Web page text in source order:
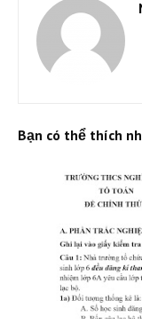
Bạn có thể thích